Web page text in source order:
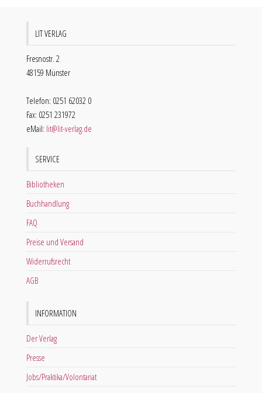
LIT VERLAG
Fresnostr. 2
48159 Münster
Telefon: 0251 62032 0
Fax: 0251 231972
eMail: lit@lit-verlag.de
SERVICE
Bibliotheken
Buchhandlung
FAQ
Preise und Versand
Widerrufsrecht
AGB
INFORMATION
Der Verlag
Presse
Jobs/Praktika/Volontariat